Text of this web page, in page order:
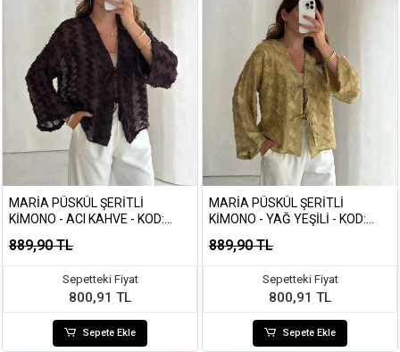
MARIA PÜSKÜL ŞERITLI
KIMONO - ACI KAHVE - KOD:
889,90 TL
Sepetteki Fiyat
800,91 TL
Sepete Ekle
MARIA PÜSKÜL ŞERITLI
KIMONO - YAĞ YEŞILI - KOD:
889,90 TL
Sepetteki Fiyat
800,91 TL
Sepete Ekle